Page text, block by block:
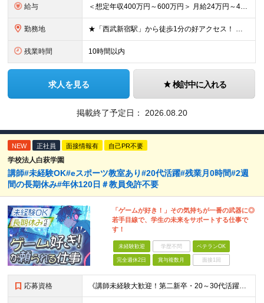
給与 ＜想定年収400万円～600万円＞ 月給24万円～45万円+各種手当+賞与年2回 ※超過分は別途支給 ※試用期間3ヶ月あり（期間中は講師手当は減額支給、その他の待遇に差異なし） ※固定残業代：時間外労
勤務地 ★「西武新宿駅」から徒歩1分の好アクセス！ 東京都新宿区百人町1-5-6 ※(変更の範囲)上記を除く当社関連勤務地
残業時間 10時間以内
求人を見る 検討中に入れる
掲載終了予定日： 2026.08.20
NEW 正社員 面接情報有 自己PR不要
学校法人白萩学園
講師#未経験OK#eスポーツ教室あり#20代活躍#残業月0時間#2週
間の長期休み#年休120日＃教員免許不要
「ゲームが好き！」その気持ちが一番の武器に◎
若手目線で、学生の未来をサポートする仕事で
す！
未経験歓迎 学歴不問 ベテランOK
完全週休2日 賞与複数月 面接1回
応募資格 《講師未経験大歓迎！第二新卒・20～30代活躍中》 ◆大卒以上 ◆何らかのITまたはゲーム業界のご経験をお持ちの方 ┗プログラマー・ゲーム企画経験者など、職種・経験年数は不問！ 業界経験者であればご